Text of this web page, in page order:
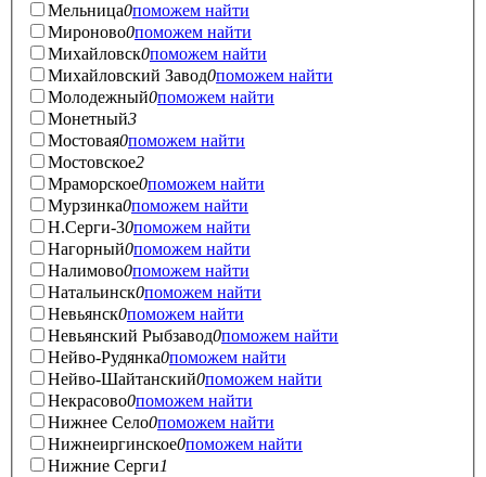
Мельница0поможем найти
Мироново0поможем найти
Михайловск0поможем найти
Михайловский Завод0поможем найти
Молодежный0поможем найти
Монетный3
Мостовая0поможем найти
Мостовское2
Мраморское0поможем найти
Мурзинка0поможем найти
Н.Серги-30поможем найти
Нагорный0поможем найти
Налимово0поможем найти
Натальинск0поможем найти
Невьянск0поможем найти
Невьянский Рыбзавод0поможем найти
Нейво-Рудянка0поможем найти
Нейво-Шайтанский0поможем найти
Некрасово0поможем найти
Нижнее Село0поможем найти
Нижнеиргинское0поможем найти
Нижние Серги1